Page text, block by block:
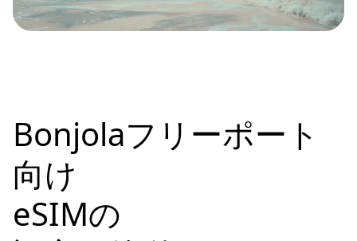
Bonjolaフリーポート
向け
eSIMの